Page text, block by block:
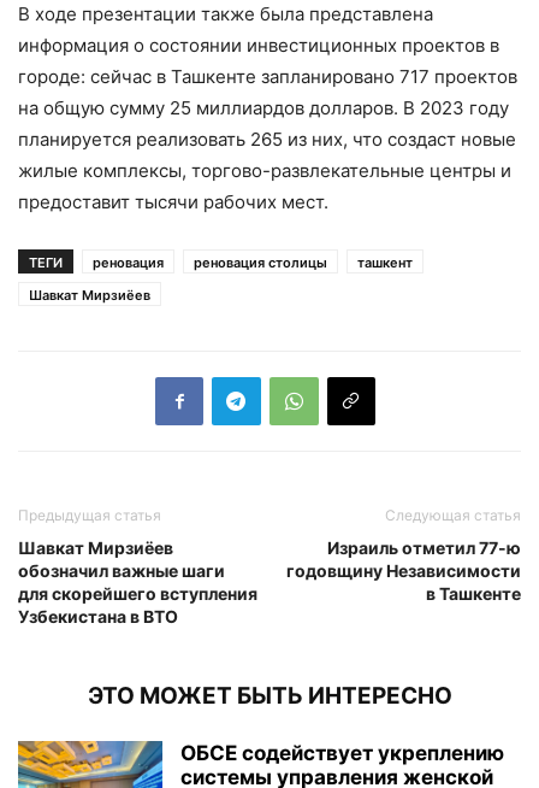
В ходе презентации также была представлена
информация о состоянии инвестиционных проектов в
городе: сейчас в Ташкенте запланировано 717 проектов
на общую сумму 25 миллиардов долларов. В 2023 году
планируется реализовать 265 из них, что создаст новые
жилые комплексы, торгово-развлекательные центры и
предоставит тысячи рабочих мест.
ТЕГИ реновация реновация столицы
ташкент
Шавкат Мирзиёев
Предыдущая статья
Шавкат Мирзиёев
обозначил важные шаги
для скорейшего вступления
Узбекистана в ВТО
Следующая статья
Израиль отметил 77-ю
годовщину Независимости
в Ташкенте
ЭТО МОЖЕТ БЫТЬ ИНТЕРЕСНО
ОБСЕ содействует укреплению
системы управления женской